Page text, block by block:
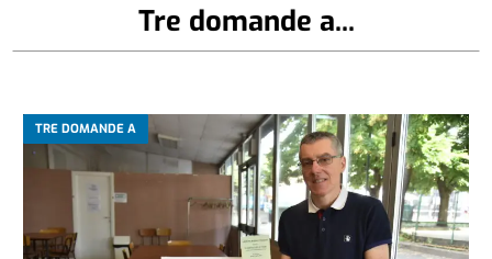
Tre domande a...
TRE DOMANDE A